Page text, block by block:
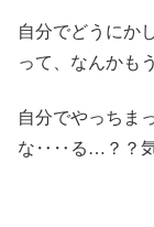
自分でどうにか
って、なんかも
自分でやっちま
な‥‥る…？？気